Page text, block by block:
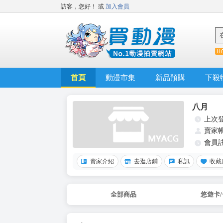
訪客，您好！ 或 加入會員
首頁 動漫市集 新品預購 下殺
八月
上次
賣家
會員
賣家介紹 去逛店鋪 私訊 收藏
全部商品 悠遊卡